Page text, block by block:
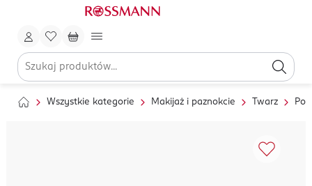
Wszystkie kategorie Makijaż i paznokcie Twarz